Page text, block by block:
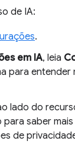
de IA:
.
em IA, leia
para entender
lado do
para saber
de